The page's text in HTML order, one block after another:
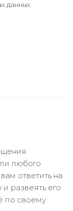
данных
любого
ответить на
развеять его
по своему